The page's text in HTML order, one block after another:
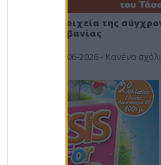
Στοιχεία της
Αλβανίας
19-06-2026 - Κανένα